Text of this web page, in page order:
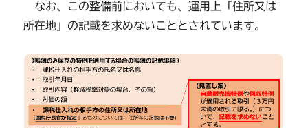
なお、この整備前においても、運用上「住所又は
所在地」の記載を求めないこととされています。